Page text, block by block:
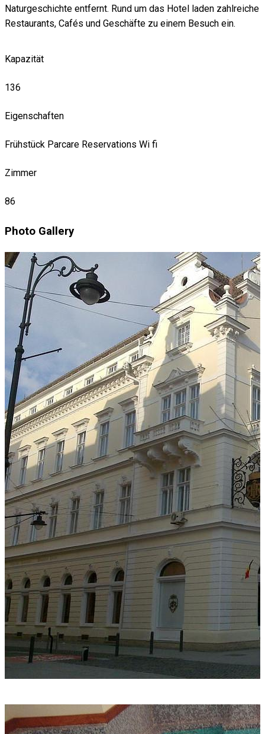
Naturgeschichte entfernt. Rund um das Hotel laden zahlreiche
Restaurants, Cafés und Geschäfte zu einem Besuch ein.
Kapazität
136
Eigenschaften
Frühstück Parcare Reservations Wi fi
Zimmer
86
Photo Gallery